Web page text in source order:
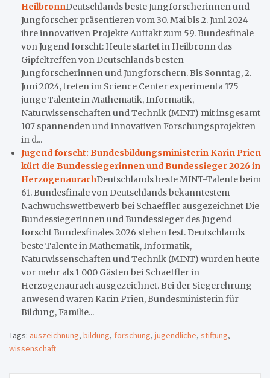
HeilbronnDeutschlands beste Jungforscherinnen und
Jungforscher präsentieren vom 30. Mai bis 2. Juni 2024
ihre innovativen Projekte Auftakt zum 59. Bundesfinale
von Jugend forscht: Heute startet in Heilbronn das
Gipfeltreffen von Deutschlands besten
Jungforscherinnen und Jungforschern. Bis Sonntag, 2.
Juni 2024, treten im Science Center experimenta 175
junge Talente in Mathematik, Informatik,
Naturwissenschaften und Technik (MINT) mit insgesamt
107 spannenden und innovativen Forschungsprojekten
in d...
Jugend forscht: Bundesbildungsministerin Karin Prien
kürt die Bundessiegerinnen und Bundessieger 2026 in
HerzogenaurachDeutschlands beste MINT-Talente beim
61. Bundesfinale von Deutschlands bekanntestem
Nachwuchswettbewerb bei Schaeffler ausgezeichnet Die
Bundessiegerinnen und Bundessieger des Jugend
forscht Bundesfinales 2026 stehen fest. Deutschlands
beste Talente in Mathematik, Informatik,
Naturwissenschaften und Technik (MINT) wurden heute
vor mehr als 1 000 Gästen bei Schaeffler in
Herzogenaurach ausgezeichnet. Bei der Siegerehrung
anwesend waren Karin Prien, Bundesministerin für
Bildung, Familie...
Tags: auszeichnung, bildung, forschung, jugendliche, stiftung,
wissenschaft